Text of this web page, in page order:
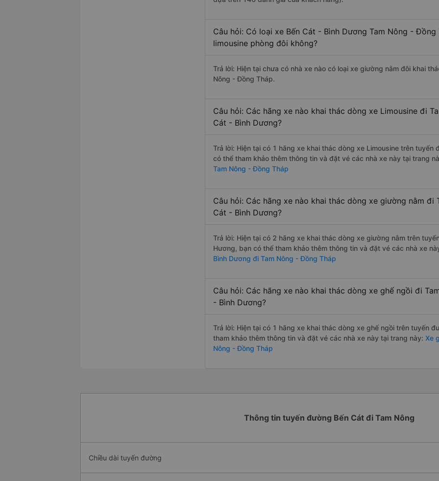
Câu hỏi: Có loại xe Bến Cát - Bình Dương Tam Nông -
limousine phòng đôi không?
Trả lời: Hiện tại chưa có nhà xe nào có loại xe giường nằm đôi khai
Nông - Đồng Tháp.
Câu hỏi: Các hãng xe nào khai thác dòng xe Limousine đi
Cát - Bình Dương?
Trả lời: Hiện tại có 1 hãng xe khai thác dòng xe Limousine trên tuyến
có thể tham khảo thêm thông tin và đặt vé các nhà xe này tại trang
Tam Nông - Đồng Tháp
Câu hỏi: Các hãng xe nào khai thác dòng xe giường nằm đi
Cát - Bình Dương?
Trả lời: Hiện tại có 2 hãng xe khai thác dòng xe giường nằm trên
Hương, bạn có thể tham khảo thêm thông tin và đặt vé các nhà xe
Bình Dương đi Tam Nông - Đồng Tháp
Câu hỏi: Các hãng xe nào khai thác dòng xe ghế ngồi đi
- Bình Dương?
Trả lời: Hiện tại có 1 hãng xe khai thác dòng xe ghế ngồi trên tuyến
tham khảo thêm thông tin và đặt vé các nhà xe này tại trang này: Xe
Nông - Đồng Tháp
Thông tin tuyến đường Bến Cát đi Tam Nông
Chiều dài tuyến đường